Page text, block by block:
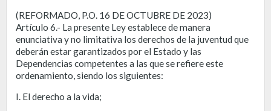
(REFORMADO, P.O. 16 DE OCTUBRE DE 2023)
Artículo 6.- La presente Ley establece de manera
enunciativa y no limitativa los derechos de la juventud que
deberán estar garantizados por el Estado y las
Dependencias competentes a las que se refiere este
ordenamiento, siendo los siguientes:
I. El derecho a la vida;